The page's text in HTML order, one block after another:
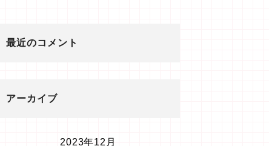
最近のコメント
アーカイブ
2023年12月